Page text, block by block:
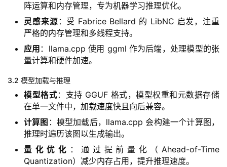
绘
绘
梦
白
绘
阵运算和内存管理，专为机器学习推理优化。
灵感来源 ：受 Fabrice Bellard 的 LibNC 启发，注重
严格的内存管理和多线程支持。
应用 ：llama.cpp 使用 ggml 作为后端，处理模型的张
量计算和硬件加速。
3.2 模型加载与推理
模型格式：支持 GGUF 格式，模型权重和元数据存储
在单一文件中，加载速度快且向后兼容。
计算图 ：模型加载后，llama.cpp 会构建一个计算图，
推理时遍历该图以生成输出。
量化优化 ：通过提前量化（Ahead-of-Time
Quantization）减少内存占用，提升推理速度。